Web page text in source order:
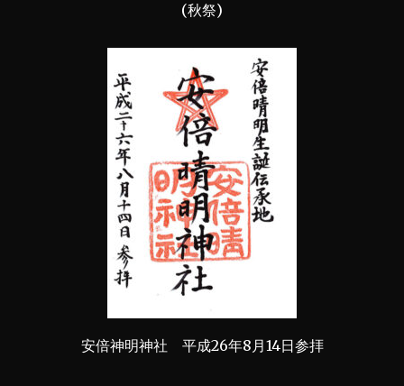
(秋祭)
安倍神明神社 平成26年8月14日参拝